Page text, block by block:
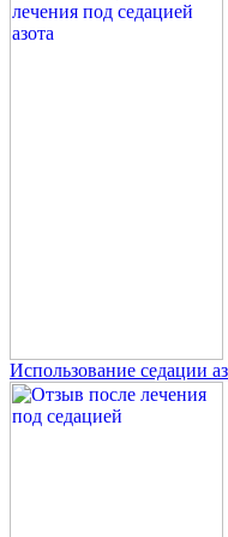
Использование седации